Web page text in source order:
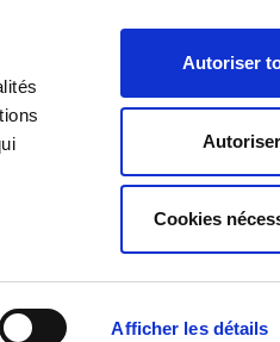
Afficher les détails
Autoriser
Cookies
Français
Société